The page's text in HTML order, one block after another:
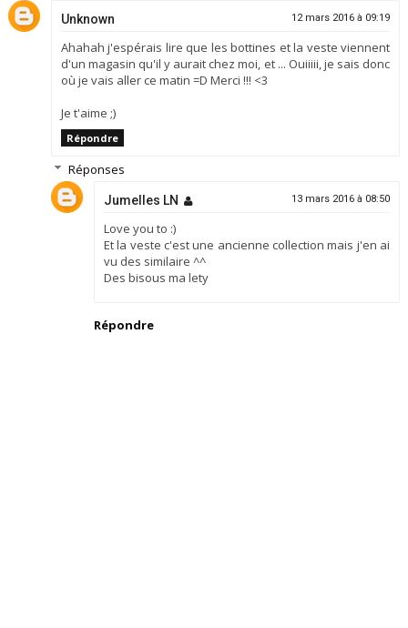
Unknown 12 mars 2016 à 09:19
Ahahah j'espérais lire que les bottines et la veste viennent
d'un magasin qu'il y aurait chez moi, et ... Ouiiiii, je sais donc
où je vais aller ce matin =D Merci !!! <3
Je t'aime ;)
Répondre
Réponses
Jumelles LN 13 mars 2016 à 08:50
Love you to :)
Et la veste c'est une ancienne collection mais j'en ai
vu des similaire ^^
Des bisous ma lety
Répondre